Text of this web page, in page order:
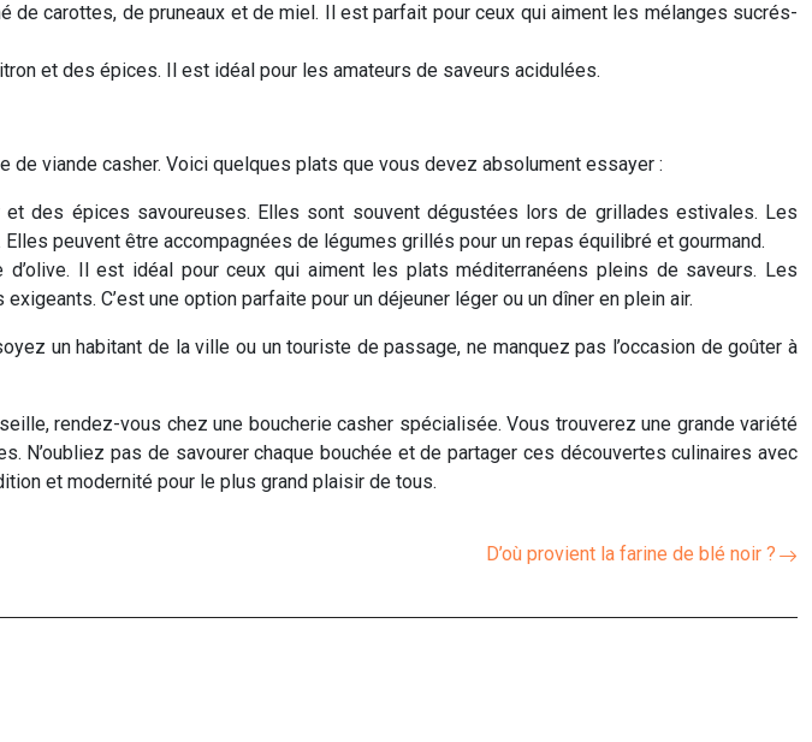
carottes, de pruneaux et de miel. Il est parfait pour ceux qui aiment les mélanges sucrés-
et des épices. Il est idéal pour les amateurs de saveurs acidulées.
viande casher. Voici quelques plats que vous devez absolument essayer :
des épices savoureuses. Elles sont souvent dégustées lors de grillades estivales. Les
peuvent être accompagnées de légumes grillés pour un repas équilibré et gourmand.
Il est idéal pour ceux qui aiment les plats méditerranéens pleins de saveurs. Les
C’est une option parfaite pour un déjeuner léger ou un dîner en plein air.
un habitant de la ville ou un touriste de passage, ne manquez pas l’occasion de goûter à
rendez-vous chez une boucherie casher spécialisée. Vous trouverez une grande variété
pas de savourer chaque bouchée et de partager ces découvertes culinaires avec
et modernité pour le plus grand plaisir de tous.
D’où provient la farine de blé noir ?